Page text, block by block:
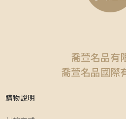
喬萱名品有
喬萱名品國際
購物說明